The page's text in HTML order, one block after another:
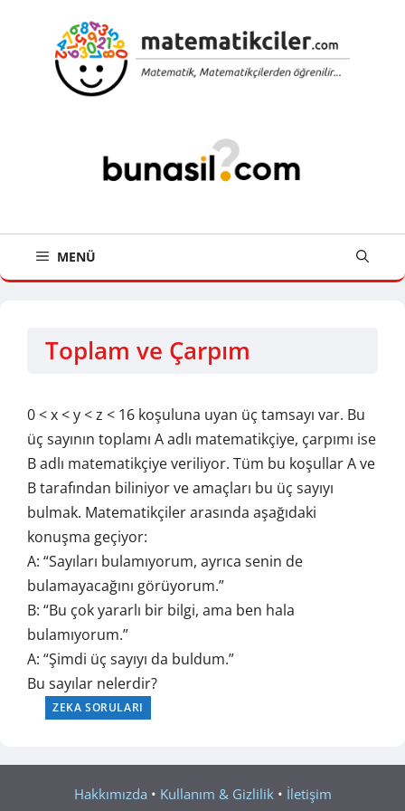
MENÜ
Toplam ve Çarpım
0 < x < y < z < 16 koşuluna uyan üç tamsayı var. Bu
üç sayının toplamı A adlı matematikçiye, çarpımı ise
B adlı matematikçiye veriliyor. Tüm bu koşullar A ve
B tarafından biliniyor ve amaçları bu üç sayıyı
bulmak. Matematikçiler arasında aşağıdaki
konuşma geçiyor:
A: “Sayıları bulamıyorum, ayrıca senin de
bulamayacağını görüyorum.”
B: “Bu çok yararlı bir bilgi, ama ben hala
bulamıyorum.”
A: “Şimdi üç sayıyı da buldum.”
Bu sayılar nelerdir?
ZEKA SORULARI
Hakkımızda • Kullanım & Gizlilik • İletişim